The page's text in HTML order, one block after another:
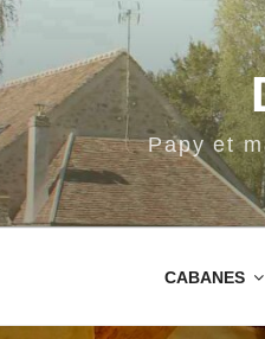
Papy et
CABANES